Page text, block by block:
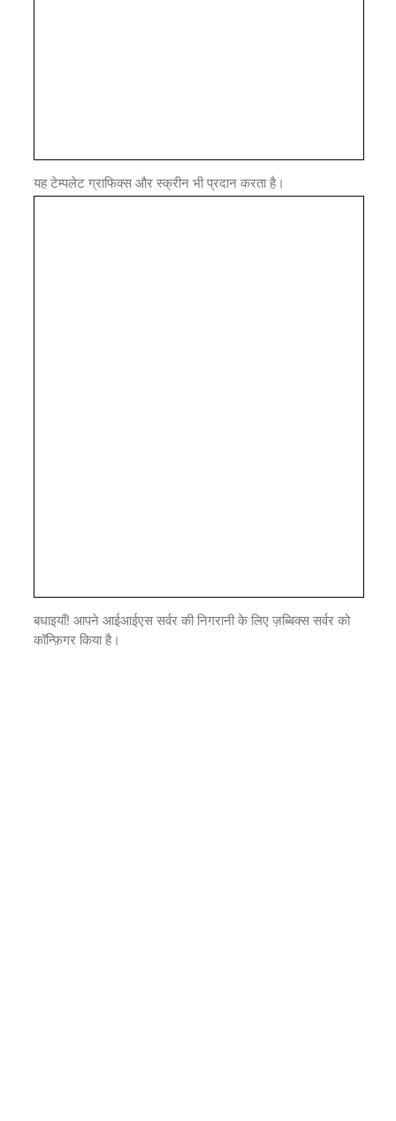
यह टेम्पलेट ग्राफिक्स और स्क्रीन भी प्रदान करता है।
बधाइयाँ! आपने आईआईएस सर्वर की निगरानी के लिए ज़ब्बिक्स सर्वर को
कॉन्फ़िगर किया है।